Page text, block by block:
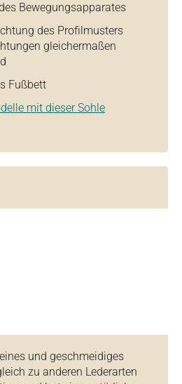
Bewegungsapparates
des Profilmusters
gleichermaßen
Fußbett
mit dieser Sohle
und geschmeidiges
zu anderen Lederarten